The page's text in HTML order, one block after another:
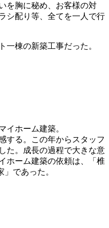
を胸に秘め、お客様の対
シ配り等、全てを一人で行
一棟の新築工事だった。
イホーム建築。
する。この年からスタッフ
た。成長の過程で大きな意
ホーム建築の依頼は、「椎
であった。